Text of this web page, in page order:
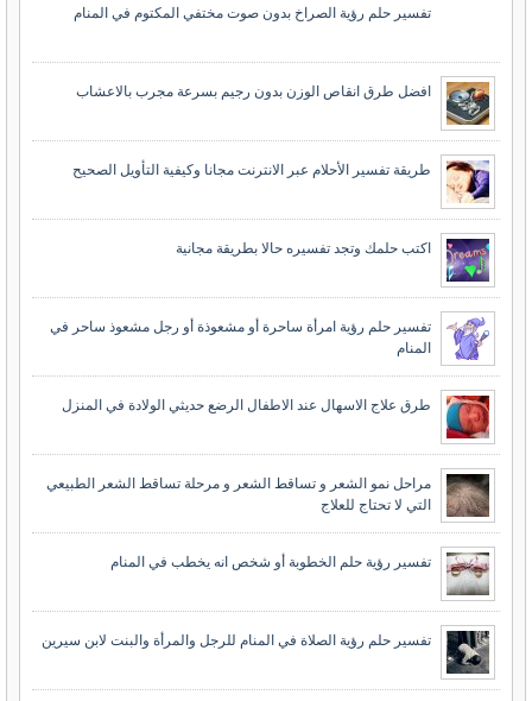
تفسير حلم رؤية الصراخ بدون صوت مختفي المكتوم في المنام
افضل طرق انقاص الوزن بدون رجيم بسرعة مجرب بالاعشاب
طريقة تفسير الأحلام عبر الانترنت مجانا وكيفية التأويل الصحيح
اكتب حلمك وتجد تفسيره حالا بطريقة مجانية
تفسير حلم رؤية امرأة ساحرة أو مشعوذة أو رجل مشعوذ ساحر في
المنام
طرق علاج الاسهال عند الاطفال الرضع حديثي الولادة في المنزل
مراحل نمو الشعر و تساقط الشعر و مرحلة تساقط الشعر الطبيعي
التي لا تحتاج للعلاج
تفسير رؤية حلم الخطوبة أو شخص انه يخطب في المنام
تفسير حلم رؤية الصلاة في المنام للرجل والمرأة والبنت لابن سيرين